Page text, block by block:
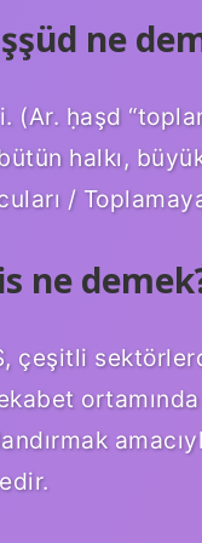
ne
halkı,
/
ne
çeşitli